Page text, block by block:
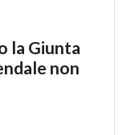
la Giunta
non